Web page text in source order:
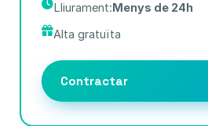
Lliurament:Menys de 24h
Alta gratuïta
Contractar